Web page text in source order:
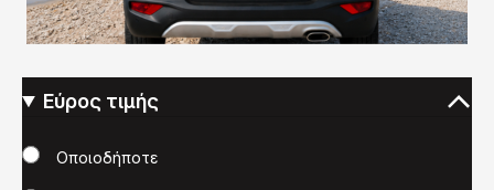
Εύρος τιμής
ΤιμήΟποιοδήποτε